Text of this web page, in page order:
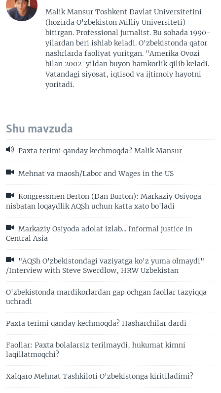
Malik Mansur Toshkent Davlat Universitetini
(hozirda O'zbekiston Milliy Universiteti)
bitirgan. Professional jurnalist. Bu sohada 1990-
yilardan beri ishlab keladi. O'zbekistonda qator
nashrlarda faoliyat yuritgan. "Amerika Ovozi
bilan 2002-yildan buyon hamkorlik qilib keladi.
Vatandagi siyosat, iqtisod va ijtimoiy hayotni
yoritadi.
Shu mavzuda
Paxta terimi qanday kechmoqda? Malik Mansur
Mehnat va maosh/Labor and Wages in the US
Kongressmen Berton (Dan Burton): Markaziy Osiyoga
nisbatan loqaydlik AQSh uchun katta xato bo'ladi
Markaziy Osiyoda adolat izlab... Informal justice in
Central Asia
"AQSh O'zbekistondagi vaziyatga ko'z yuma olmaydi"
/Interview with Steve Swerdlow, HRW Uzbekistan
O'zbekistonda mardikorlardan gap ochgan faollar tazyiqqa
uchradi
Paxta terimi qanday kechmoqda? Hasharchilar dardi
Faollar: Paxta bolalarsiz terilmaydi, hukumat kimni
laqillatmoqchi?
Xalqaro Mehnat Tashkiloti O'zbekistonga kiritiladimi?